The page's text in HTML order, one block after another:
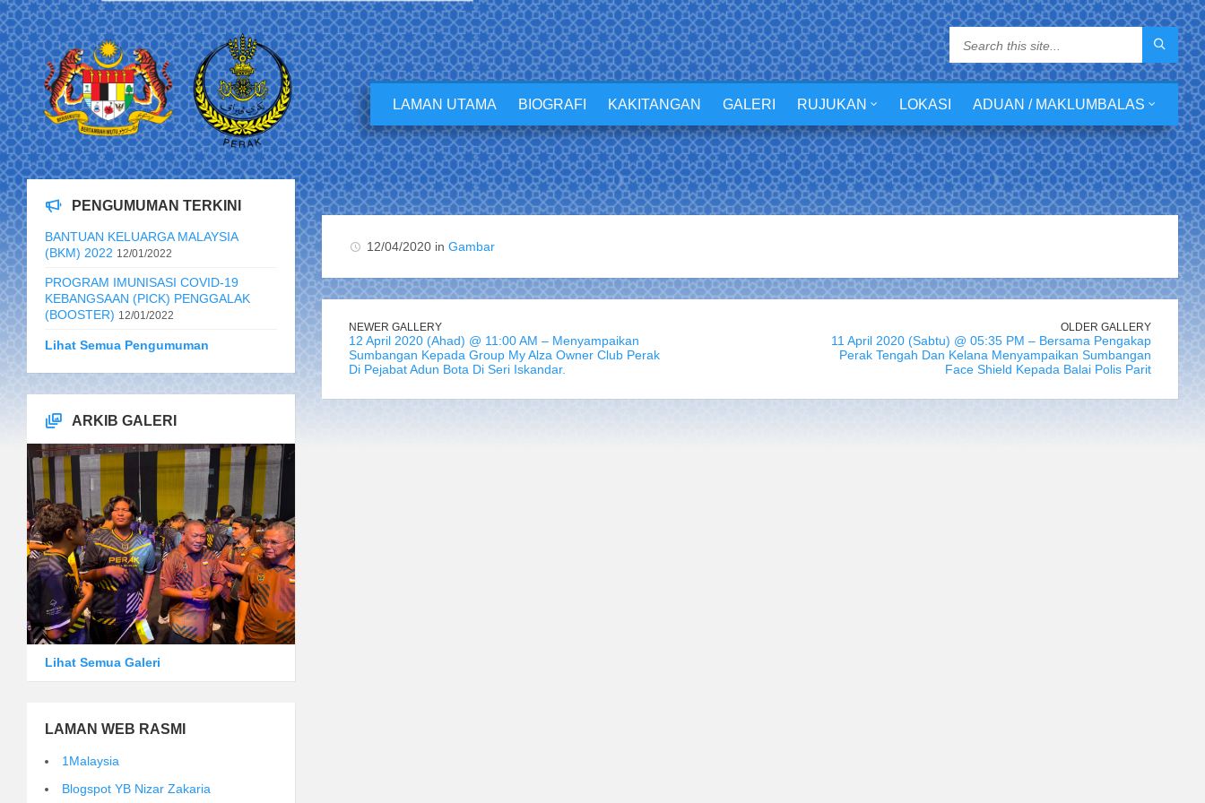
LAMAN UTAMA BIOGRAFI KAKITANGAN GALERI RUJUKAN LOKASI ADUAN / MAKLUMBALAS
12/04/2020 in Gambar
NEWER GALLERY
12 April 2020 (Ahad) @ 11:00 AM – Menyampaikan
Sumbangan Kepada Group My Alza Owner Club Perak
Di Pejabat Adun Bota Di Seri Iskandar.
OLDER GALLERY
11 April 2020 (Sabtu) @ 05:35 PM – Bersama Pengakap
Perak Tengah Dan Kelana Menyampaikan Sumbangan
Face Shield Kepada Balai Polis Parit
PENGUMUMAN TERKINI
BANTUAN KELUARGA MALAYSIA
(BKM) 2022 12/01/2022
PROGRAM IMUNISASI COVID-19
KEBANGSAAN (PICK) PENGGALAK
(BOOSTER) 12/01/2022
Lihat Semua Pengumuman
ARKIB GALERI
Lihat Semua Galeri
LAMAN WEB RASMI
1Malaysia
Blogspot YB Nizar Zakaria